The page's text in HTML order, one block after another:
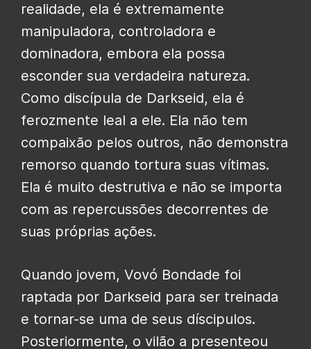
realidade, ela é extremamente
manipuladora, controladora e
dominadora, embora ela possa
esconder sua verdadeira natureza.
Como discípula de Darkseid, ela é
ferozmente leal a ele. Ela não tem
compaixão pelos outros, não demonstra
remorso quando tortura suas vítimas.
Ela é muito destrutiva e não se importa
com as repercussões decorrentes de
suas próprias ações.
Quando jovem, Vovó Bondade foi
raptada por Darkseid para ser treinada
e tornar-se uma de seus díscipulos.
Posteriormente, o vilão a presenteou